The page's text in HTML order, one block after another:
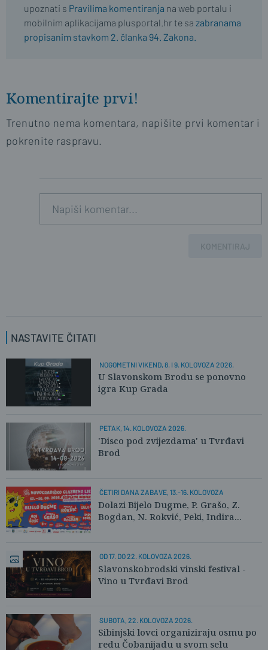
upoznati s Pravilima komentiranja na web portalu i
mobilnim aplikacijama plusportal.hr te sa zabranama
propisanim stavkom 2. članka 94. Zakona.
Komentirajte prvi!
Trenutno nema komentara, napišite prvi komentar i
pokrenite raspravu.
KOMENTIRAJ
NASTAVITE ČITATI
NOGOMETNI VIKEND, 8. I 9. KOLOVOZA 2026.
U Slavonskom Brodu se ponovno
igra Kup Grada
PETAK, 14. KOLOVOZA 2026.
'Disco pod zvijezdama' u Tvrđavi
Brod
ČETIRI DANA ZABAVE, 13.-16. KOLOVOZA
Dolazi Bijelo Dugme, P. Grašo, Z.
Bogdan, N. Rokvić, Peki, Indira...
OD 17. DO 22. KOLOVOZA 2026.
Slavonskobrodski vinski festival -
Vino u Tvrđavi Brod
SUBOTA, 22. KOLOVOZA 2026.
Sibinjski lovci organiziraju osmu po
redu Čobanijadu u svom selu